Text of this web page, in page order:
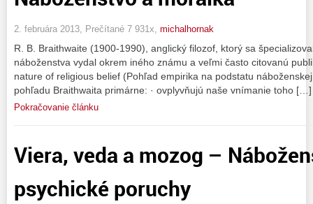
2. februára 2013, Prečítané 7 931x, michalhornak
R. B. Braithwaite (1900-1990), anglický filozof, ktorý sa
náboženstva vydal okrem iného známu a veľmi často citovanú
nature of religious belief (Pohľad empirika na podstatu
pohľadu Braithwaita primárne: · ovplyvňujú naše vnímanie toho […]
Pokračovanie článku
Viera, veda a mozog –
psychické poruchy